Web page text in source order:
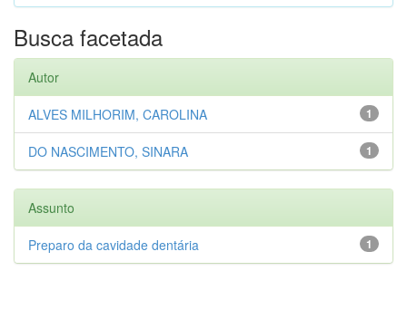
Busca facetada
Autor
1
ALVES MILHORIM, CAROLINA
1
DO NASCIMENTO, SINARA
Assunto
1
Preparo da cavidade dentária